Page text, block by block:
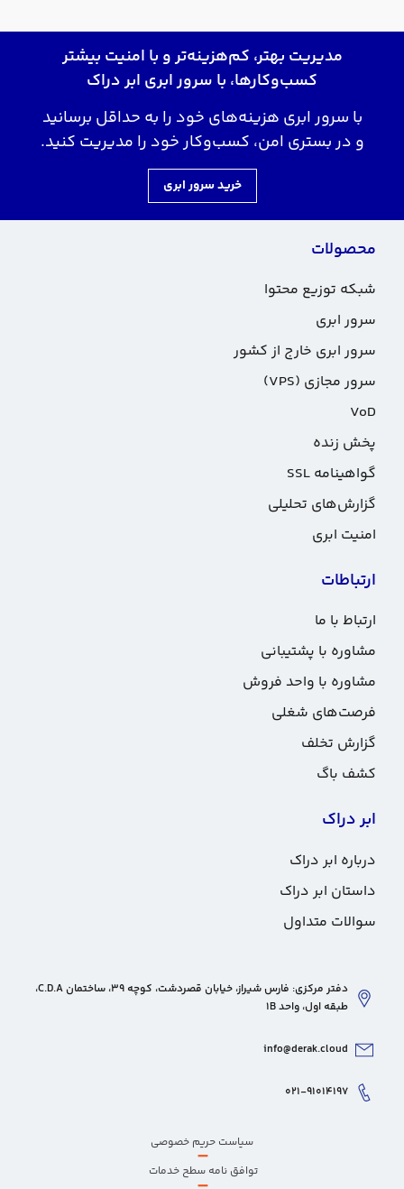
مدیریت بهتر، کم‌هزینه‌تر و با امنیت بیشتر
کسب‌وکارها، با سرور ابری ابر دراک
با سرور ابری هزینه‌های خود را به حداقل برسانید
و در بستری امن، کسب‌وکار خود را مدیریت کنید.
خرید سرور ابری
محصولات
شبکه توزیع محتوا
سرور ابری
سرور ابری خارج از کشور
سرور مجازی (VPS)
VoD
پخش زنده
گواهینامه SSL
گزارش‌های تحلیلی
امنیت ابری
ارتباطات
ارتباط با ما
مشاوره با پشتیبانی
مشاوره با واحد فروش
فرصت‌های شغلی
گزارش تخلف
کشف باگ
ابر دراک
درباره ابر دراک
داستان ابر دراک
سوالات متداول
دفتر مرکزی: فارس شیراز، خیابان قصردشت، کوچه 39، ساختمان C.D.A،
طبقه اول، واحد 1B
info@derak.cloud
۰۲۱-۹۱۰۱۴۱۹۷
سیاست حریم خصوصی
–
توافق نامه سطح خدمات